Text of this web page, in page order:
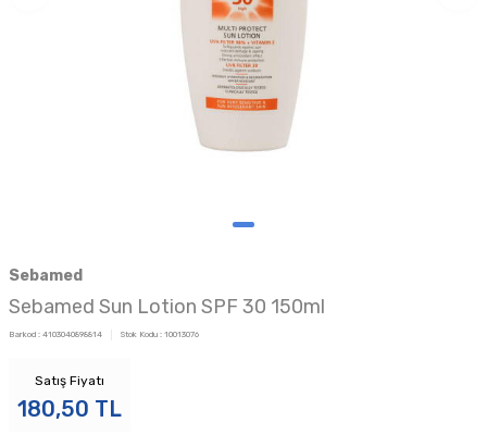
Sebamed
Sebamed Sun Lotion SPF 30 150ml
Barkod : 4103040898814 Stok Kodu : 10013076
Satış Fiyatı
180,50 TL